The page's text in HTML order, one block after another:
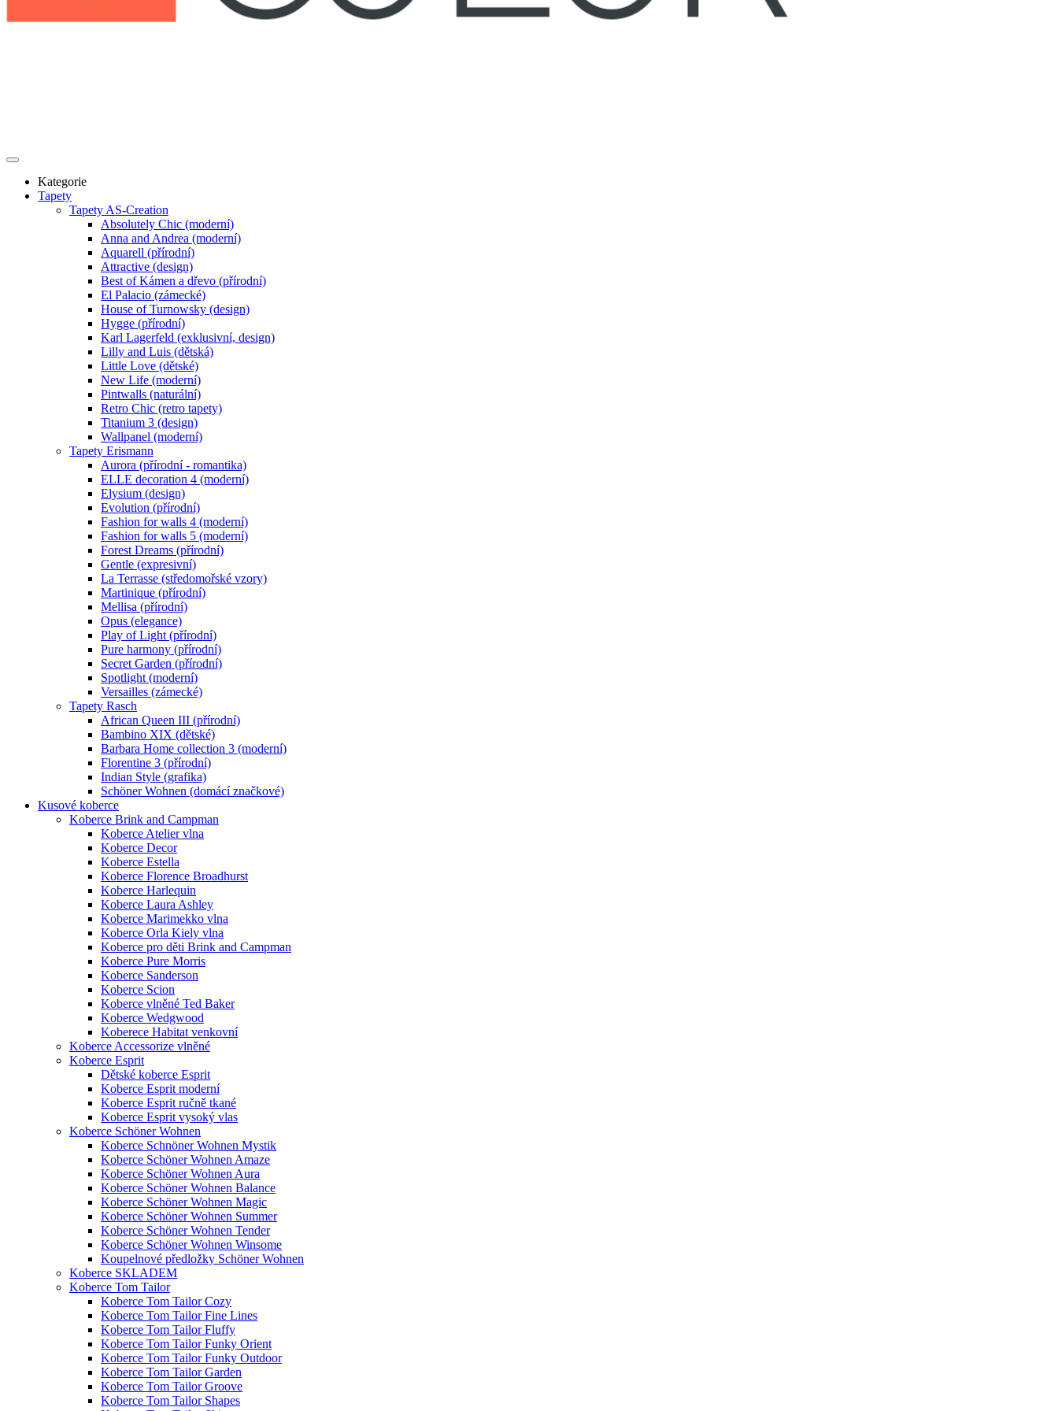
Kategorie
Tapety
Tapety AS-Creation
Absolutely Chic (moderní)
Anna and Andrea (moderní)
Aquarell (přírodní)
Attractive (design)
Best of Kámen a dřevo (přírodní)
El Palacio (zámecké)
House of Turnowsky (design)
Hygge (přírodní)
Karl Lagerfeld (exklusivní, design)
Lilly and Luis (dětská)
Little Love (dětské)
New Life (moderní)
Pintwalls (naturální)
Retro Chic (retro tapety)
Titanium 3 (design)
Wallpanel (moderní)
Tapety Erismann
Aurora (přírodní - romantika)
ELLE decoration 4 (moderní)
Elysium (design)
Evolution (přírodní)
Fashion for walls 4 (moderní)
Fashion for walls 5 (moderní)
Forest Dreams (přírodní)
Gentle (expresivní)
La Terrasse (středomořské vzory)
Martinique (přírodní)
Mellisa (přírodní)
Opus (elegance)
Play of Light (přírodní)
Pure harmony (přírodní)
Secret Garden (přírodní)
Spotlight (moderní)
Versailles (zámecké)
Tapety Rasch
African Queen III (přírodní)
Bambino XIX (dětské)
Barbara Home collection 3 (moderní)
Florentine 3 (přírodní)
Indian Style (grafika)
Schöner Wohnen (domácí značkové)
Kusové koberce
Koberce Brink and Campman
Koberce Atelier vlna
Koberce Decor
Koberce Estella
Koberce Florence Broadhurst
Koberce Harlequin
Koberce Laura Ashley
Koberce Marimekko vlna
Koberce Orla Kiely vlna
Koberce pro děti Brink and Campman
Koberce Pure Morris
Koberce Sanderson
Koberce Scion
Koberce vlněné Ted Baker
Koberce Wedgwood
Koberece Habitat venkovní
Koberce Accessorize vlněné
Koberce Esprit
Dětské koberce Esprit
Koberce Esprit moderní
Koberce Esprit ručně tkané
Koberce Esprit vysoký vlas
Koberce Schöner Wohnen
Koberce Schnöner Wohnen Mystik
Koberce Schöner Wohnen Amaze
Koberce Schöner Wohnen Aura
Koberce Schöner Wohnen Balance
Koberce Schöner Wohnen Magic
Koberce Schöner Wohnen Summer
Koberce Schöner Wohnen Tender
Koberce Schöner Wohnen Winsome
Koupelnové předložky Schöner Wohnen
Koberce SKLADEM
Koberce Tom Tailor
Koberce Tom Tailor Cozy
Koberce Tom Tailor Fine Lines
Koberce Tom Tailor Fluffy
Koberce Tom Tailor Funky Orient
Koberce Tom Tailor Funky Outdoor
Koberce Tom Tailor Garden
Koberce Tom Tailor Groove
Koberce Tom Tailor Shapes